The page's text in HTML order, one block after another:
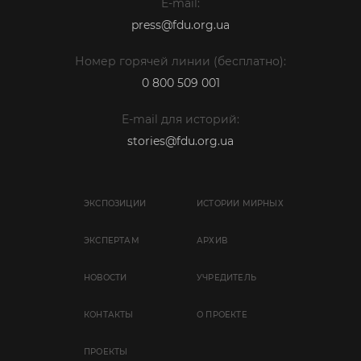
E-mail:
press@fdu.org.ua
Номер горячей линии (бесплатно):
0 800 509 001
E-mail для историй:
stories@fdu.org.ua
ЭКСПОЗИЦИИ ИСТОРИИ МИРНЫХ
ЭКСПЕРТАМ АРХИВ
НОВОСТИ УЧРЕДИТЕЛЬ
КОНТАКТЫ О ПРОЕКТЕ
ПРОЕКТЫ